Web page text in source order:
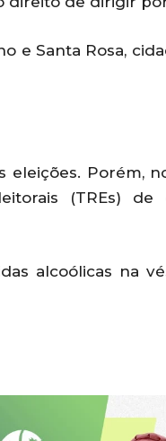
e Santa Rosa,
eleições. Porém,
(TREs)
alcoólicas na